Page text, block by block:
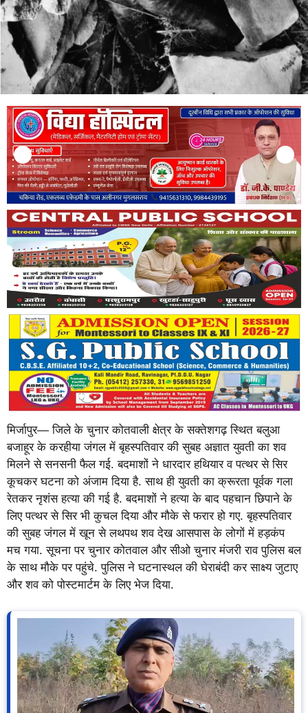
मिर्जापुर— जिले के चुनार कोतवाली क्षेत्र के सक्तेशगढ़ स्थित बलुआ
बजाहूर के करहीया जंगल में बृहस्पतिवार की सुबह अज्ञात युवती का शव
मिलने से सनसनी फैल गई. बदमाशों ने धारदार हथियार व पत्थर से सिर
कूचकर घटना को अंजाम दिया है. साथ ही युवती का क्रूरता पूर्वक गला
रेतकर नृशंस हत्या की गई है. बदमाशों ने हत्या के बाद पहचान छिपाने के
लिए पत्थर से सिर भी कुचल दिया और मौके से फरार हो गए. बृहस्पतिवार
की सुबह जंगल में खून से लथपथ शव देख आसपास के लोगों में हड़कंप
मच गया. सूचना पर चुनार कोतवाल और सीओ चुनार मंजरी राव पुलिस बल
के साथ मौके पर पहुंचे. पुलिस ने घटनास्थल की घेराबंदी कर साक्ष्य जुटाए
और शव को पोस्टमार्टम के लिए भेज दिया.